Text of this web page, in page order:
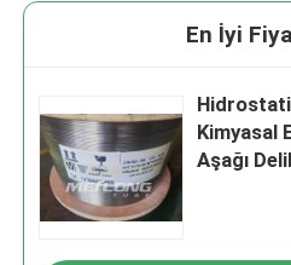
En İyi
Kimyasal
Aşağı